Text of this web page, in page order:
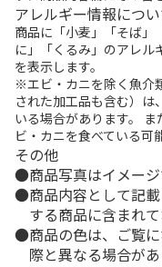
アレルギー情報につ
商品に「小麦」「そば」
に」「くるみ」のアレル
を表示します。
※エビ・カニを除く魚介
された加工品も含む）は
いる場合があります。
ビ・カニを食べている可
その他
商品写真はイメージ
商品内容として記
する商品に含まれて
商品の色は、ご覧
際と異なる場合があ